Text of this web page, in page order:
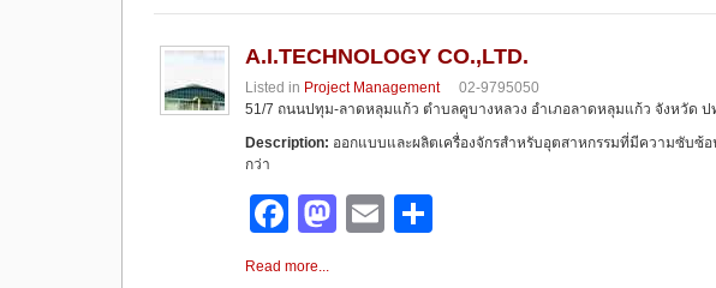
e
b
o
o
o
d
o
n
e
A.I.TECHNOLOGY CO.,LTD.
Listed in Project Management
02-9795050
51/7 ถนนปทุม-ลาดหลุมแก้ว ตำบลคูบางหลวง อำเภอลาดหลุมแก้ว จังหวัด ป
Description: ออกแบบและผลิตเครื่องจักรสำหรับอุตสาหกรรมที่มีความซับ
กว่า
F
a
M
E
Read more...